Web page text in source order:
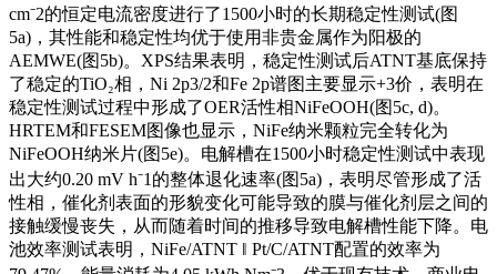
cm⁻2的恒定电流密度进行了1500小时的长期稳定性测试(图
5a)，其性能和稳定性均优于使用非贵金属作为阳极的
AEMWE(图5b)。XPS结果表明，稳定性测试后ATNT基底保持
了稳定的TiO₂相，Ni 2p3/2和Fe 2p谱图主要显示+3价，表明在
稳定性测试过程中形成了OER活性相NiFeOOH(图5c, d)。
HRTEM和FESEM图像也显示，NiFe纳米颗粒完全转化为
NiFeOOH纳米片(图5e)。电解槽在1500小时稳定性测试中表现
出大约0.20 mV h⁻1的整体退化速率(图5a)，表明尽管形成了活
性相，催化剂表面的形貌变化可能导致的膜与催化剂层之间的
接触缓慢丧失，从而随着时间的推移导致电解槽性能下降。电
池效率测试表明，NiFe/ATNT ‖ Pt/C/ATNT配置的效率为